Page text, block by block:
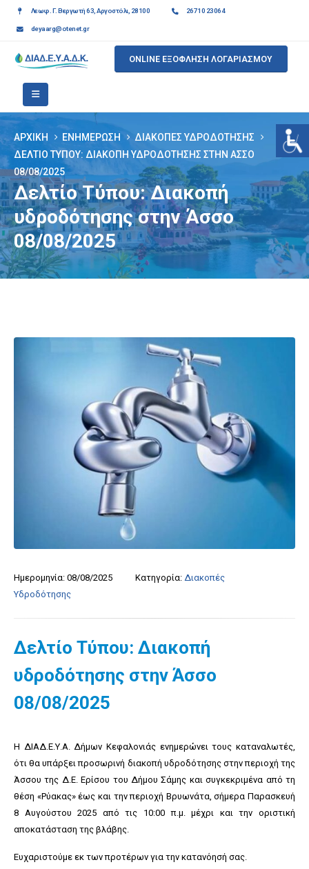
Λεωφ. Γ. Βεργωτή 63, Αργοστόλι, 28100 26710 23064
deyaarg@otenet.gr
ONLINE ΕΞΟΦΛΗΣΗ ΛΟΓΑΡΙΑΣΜΟΥ
ΑΡΧΙΚΉ ΕΝΗΜΈΡΩΣΗ
ΔΙΑΚΟΠΈΣ ΥΔΡΟΔΌΤΗΣΗΣ
ΔΕΛΤΊΟ ΤΎΠΟΥ: ΔΙΑΚΟΠΉ ΥΔΡΟΔΌΤΗΣΗΣ ΣΤΗΝ ΆΣΣΟ
08/08/2025
Δελτίο Τύπου: Διακοπή
υδροδότησης στην Άσσο
08/08/2025
Ημερομηνία: 08/08/2025 Κατηγορία: Διακοπές
Υδροδότησης
Δελτίο Τύπου: Διακοπή
υδροδότησης στην Άσσο
08/08/2025
Η ΔΙΑΔ.Ε.Υ.Α. Δήμων Κεφαλονιάς ενημερώνει τους καταναλωτές,
ότι θα υπάρξει προσωρινή διακοπή υδροδότησης στην περιοχή της
Άσσου της Δ.Ε. Ερίσου του Δήμου Σάμης και συγκεκριμένα από τη
θέση «Ρύακας» έως και την περιοχή Βρυωνάτα, σήμερα Παρασκευή
8 Αυγούστου 2025 από τις 10:00 π.μ. μέχρι και την οριστική
αποκατάσταση της βλάβης.
Ευχαριστούμε εκ των προτέρων για την κατανόησή σας.